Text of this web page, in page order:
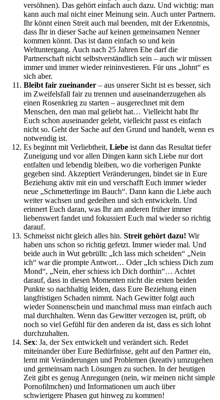
versöhnen). Das gehört einfach auch dazu. Und wichtig: man
kann auch mal nicht einer Meinung sein. Auch unter Partnern.
Ihr könnt einen Streit auch mal beenden, mit der Erkenntnis,
dass Ihr in dieser Sache auf keinen gemeinsamen Nenner
kommen könnt. Das ist dann einfach so und kein
Weltuntergang. Auch nach 25 Jahren Ehe darf die
Partnerschaft nicht selbstverständlich sein – auch wir müssen
immer und immer wieder reininvestieren. Für uns „lohnt“ es
sich aber.
Bleibt fair zueinander – aus unserer Sicht ist es besser, sich
im Zweifelsfall fair zu trennen und auseinanderzugehen als
einen Rosenkrieg zu starten – ausgerechnet mit dem
Menschen, den man mal geliebt hat… Vielleicht habt Ihr
Euch schon auseinander gelebt, vielleicht passt es einfach
nicht so. Geht der Sache auf den Grund und handelt, wenn es
notwendig ist.
Es beginnt mit Verliebtheit, Liebe ist dann das Resultat tiefer
Zuneigung und vor allen Dingen kann sich Liebe nur dort
entfalten und lebendig bleiben, wo die vorherigen Punkte
gegeben sind. Akzeptiert Veränderungen, bindet sie in Eure
Beziehung aktiv mit ein und verschafft Euch immer wieder
neue „Schmetterlinge im Bauch“. Dann kann die Liebe auch
weiter wachsen und gedeihen und sich entwickeln. Und
erinnert Euch daran, was Ihr am anderen früher immer
liebenswert fandet und fokussiert Euch mal wieder so richtig
darauf.
Schmeisst nicht gleich alles hin. Streit gehört dazu! Wir
haben uns schon so richtig gefetzt. Immer wieder mal. Und
beide auch in Wut gebrüllt: „Ich lass mich scheiden“ „Nein
ich“ war die prompte Antwort… Oder „Ich schiess Dich zum
Mond“, „Nein, eher schiess ich Dich dorthin“… Achtet
darauf, dass in diesen Momenten nicht die ersten beiden
Punkte so nachhaltig leiden, dass Eure Beziehung einen
langfristigen Schaden nimmt. Nach Gewitter folgt auch
wieder Sonnenschein und manchmal muss man einfach auch
mal durchhalten. Wenn das Gewitter verzogen ist, prüft, ob
noch so viel Gefühl für den anderen da ist, dass es sich lohnt
durchzuhalten.
Sex: Ja, der Sex entwickelt und verändert sich. Redet
miteinander über Eure Bedürfnisse, geht auf den Partner ein,
lernt mit Veränderungen und Problemen (kreativ) umzugehen
und gemeinsam nach Lösungen zu suchen. In der heutigen
Zeit gibt es genug Anregungen (nein, wir meinen nicht simple
Pornofilmchen) und Informationen um auch über
schwierigere Phasen gut hinweg zu kommen!